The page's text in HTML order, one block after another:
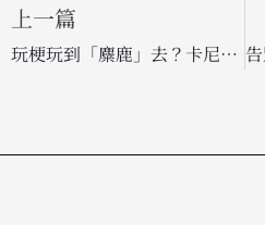
上一篇
玩梗玩到「麋鹿」去？卡尼爾找來《愛之島》男星幽默行銷，搶攻 Z 世代護髮市場